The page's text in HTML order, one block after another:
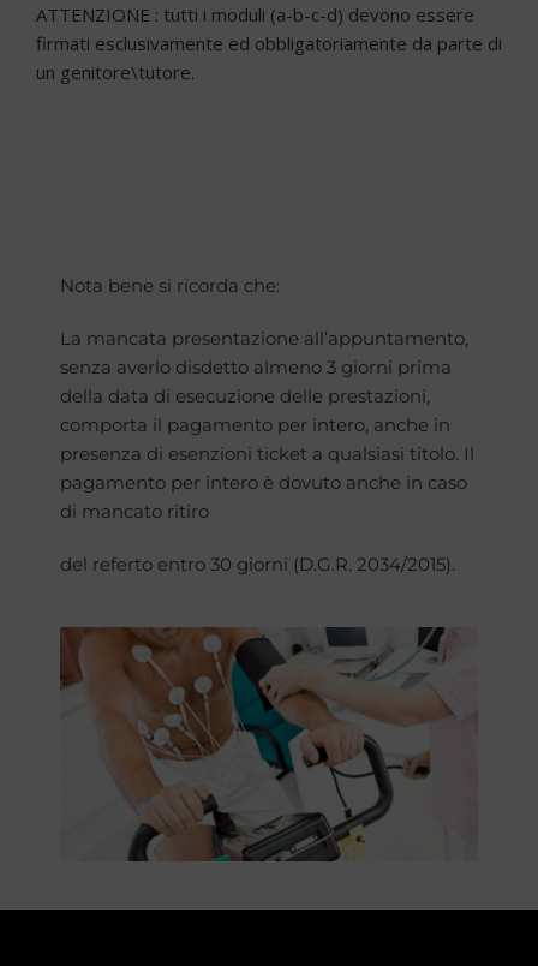
ATTENZIONE : tutti i moduli (a-b-c-d) devono essere
firmati esclusivamente ed obbligatoriamente da parte di
un genitore\tutore.
Nota bene si ricorda che:
La mancata presentazione all’appuntamento,
senza averlo disdetto almeno 3 giorni prima
della data di esecuzione delle prestazioni,
comporta il pagamento per intero, anche in
presenza di esenzioni ticket a qualsiasi titolo. Il
pagamento per intero è dovuto anche in caso
di mancato ritiro
del referto entro 30 giorni (D.G.R. 2034/2015).